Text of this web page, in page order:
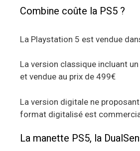
Combine coûte la PS5 ?
La Playstation 5 est vendue
La version classique incluant
et vendue au prix de 499€
La version digitale ne
format digitalisé est
La manette PS5, la